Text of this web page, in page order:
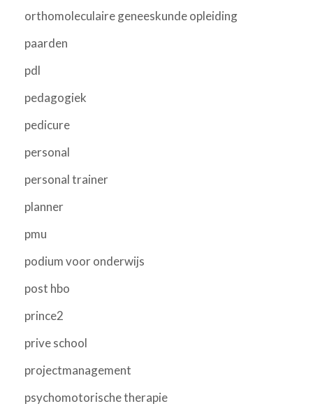
orthomoleculaire geneeskunde opleiding
paarden
pdl
pedagogiek
pedicure
personal
personal trainer
planner
pmu
podium voor onderwijs
post hbo
prince2
prive school
projectmanagement
psychomotorische therapie